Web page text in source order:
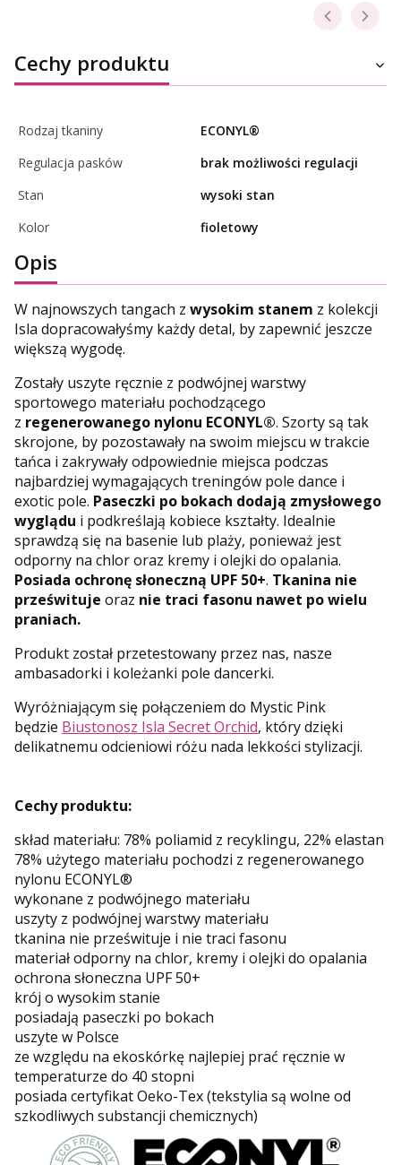
Cechy produktu
Rodzaj tkaniny
ECONYL®
Regulacja pasków
brak możliwości regulacji
Stan
wysoki stan
Kolor
fioletowy
Opis
W najnowszych tangach z wysokim stanem z kolekcji
Isla dopracowałyśmy każdy detal, by zapewnić jeszcze
większą wygodę.
Zostały uszyte ręcznie z podwójnej warstwy
sportowego materiału pochodzącego
z regenerowanego nylonu ECONYL®. Szorty są tak
skrojone, by pozostawały na swoim miejscu w trakcie
tańca i zakrywały odpowiednie miejsca podczas
najbardziej wymagających treningów pole dance i
exotic pole. Paseczki po bokach dodają zmysłowego
wyglądu i podkreślają kobiece kształty. Idealnie
sprawdzą się na basenie lub plaży, ponieważ jest
odporny na chlor oraz kremy i olejki do opalania.
Posiada ochronę słoneczną UPF 50+. Tkanina nie
prześwituje oraz nie traci fasonu nawet po wielu
praniach.
Produkt został przetestowany przez nas, nasze
ambasadorki i koleżanki pole dancerki.
Wyróżniającym się połączeniem do Mystic Pink
będzie Biustonosz Isla Secret Orchid, który dzięki
delikatnemu odcieniowi różu nada lekkości stylizacji.
Cechy produktu:
skład materiału: 78% poliamid z recyklingu, 22% elastan
78% użytego materiału pochodzi z regenerowanego
nylonu ECONYL®
wykonane z podwójnego materiału
uszyty z podwójnej warstwy materiału
tkanina nie prześwituje i nie traci fasonu
materiał odporny na chlor, kremy i olejki do opalania
ochrona słoneczna UPF 50+
krój o wysokim stanie
posiadają paseczki po bokach
uszyte w Polsce
ze względu na ekoskórkę najlepiej prać ręcznie w
temperaturze do 40 stopni
posiada certyfikat Oeko-Tex (tekstylia są wolne od
szkodliwych substancji chemicznych)